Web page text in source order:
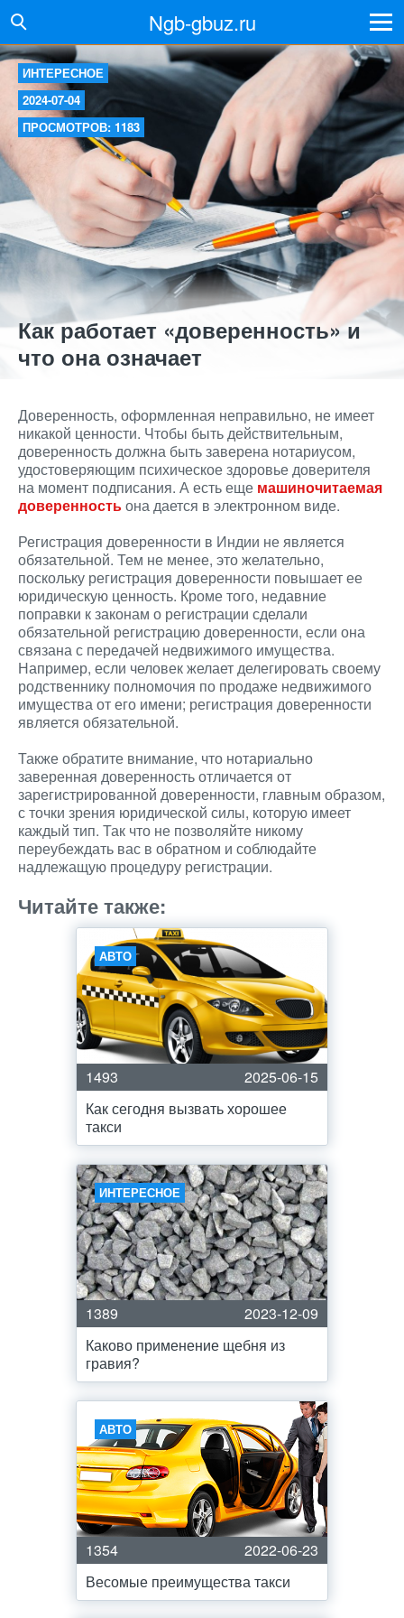
Ngb-gbuz.ru
ИНТЕРЕСНОЕ
2024-07-04
ПРОСМОТРОВ: 1183
Как работает «доверенность» и
что она означает
Доверенность, оформленная неправильно, не имеет
никакой ценности. Чтобы быть действительным,
доверенность должна быть заверена нотариусом,
удостоверяющим психическое здоровье доверителя
на момент подписания. А есть еще машиночитаемая
доверенностьона дается в электронном виде.
Регистрация доверенности в Индии не является
обязательной. Тем не менее, это желательно,
поскольку регистрация доверенности повышает ее
юридическую ценность. Кроме того, недавние
поправки к законам о регистрации сделали
обязательной регистрацию доверенности, если она
связана с передачей недвижимого имущества.
Например, если человек желает делегировать своему
родственнику полномочия по продаже недвижимого
имущества от его имени; регистрация доверенности
является обязательной.
Также обратите внимание, что нотариально
заверенная доверенность отличается от
зарегистрированной доверенности, главным образом,
с точки зрения юридической силы, которую имеет
каждый тип. Так что не позволяйте никому
переубеждать вас в обратном и соблюдайте
надлежащую процедуру регистрации.
Читайте также:
АВТО
1493
2025-06-15
Как сегодня вызвать хорошее
такси
ИНТЕРЕСНОЕ
1389
2023-12-09
Каково применение щебня из
гравия?
АВТО
1354
2022-06-23
Весомые преимущества такси